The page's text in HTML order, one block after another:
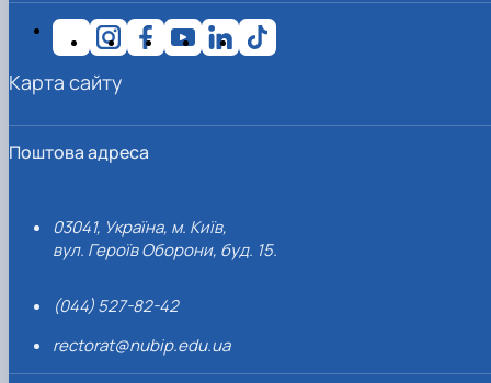
Поштова адреса
03041, Україна, м. Київ,
вул. Героїв Оборони, буд. 15.
(044) 527-82-42
rectorat@nubip.edu.ua
Карта сайту